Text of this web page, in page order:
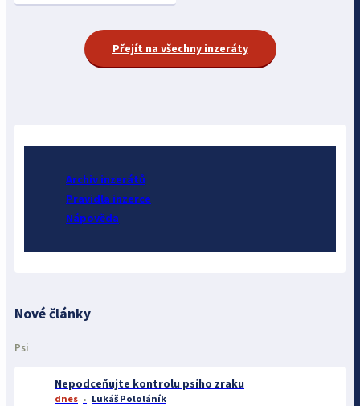
Přejít na všechny inzeráty
Archiv inzerátů
Pravidla inzerce
Nápověda
Nové články
Psi
Nepodceňujte kontrolu psího zraku
dnes Lukáš Pololáník